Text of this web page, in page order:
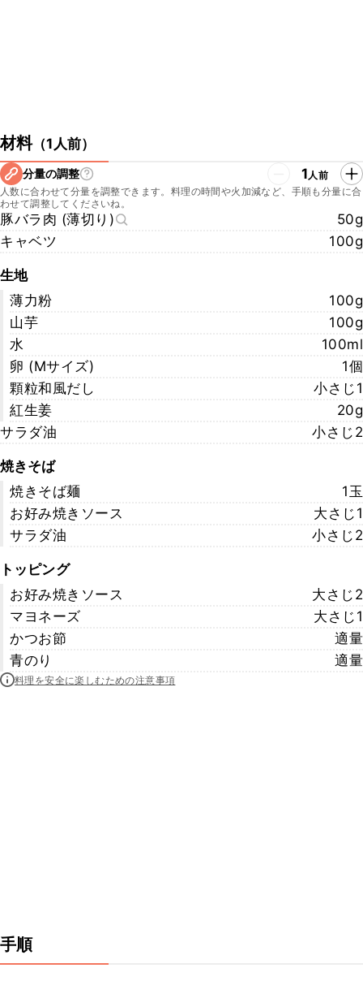
材料（1人前）
分量の調整 1人前
人数に合わせて分量を調整できます。料理の時間や火加減など、手順も分量に合
わせて調整してくださいね。
豚バラ肉 (薄切り)
50g
キャベツ
100g
生地
薄力粉
100g
山芋
100g
水
100ml
卵 (Mサイズ)
1個
顆粒和風だし
小さじ1
紅生姜
20g
サラダ油
小さじ2
焼きそば
焼きそば麺
1玉
お好み焼きソース
大さじ1
サラダ油
小さじ2
トッピング
お好み焼きソース
大さじ2
マヨネーズ
大さじ1
かつお節
適量
青のり
適量
料理を安全に楽しむための注意事項
手順